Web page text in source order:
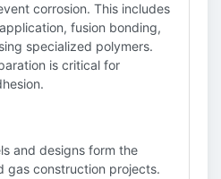
corrosion. This includes
fusion bonding,
specialized polymers.
is critical for
and designs form the
gas construction projects.